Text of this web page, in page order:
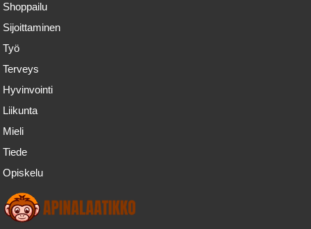
Shoppailu
Sijoittaminen
Työ
Terveys
Hyvinvointi
Liikunta
Mieli
Tiede
Opiskelu